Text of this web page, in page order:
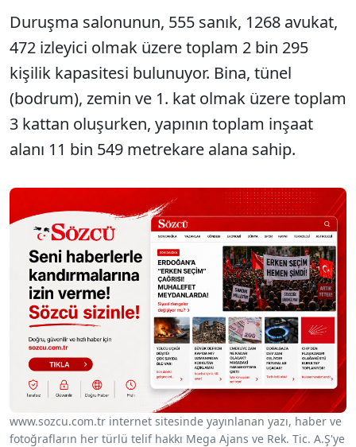
Duruşma salonunun, 555 sanık, 1268 avukat,
472 izleyici olmak üzere toplam 2 bin 295
kişilik kapasitesi bulunuyor. Bina, tünel
(bodrum), zemin ve 1. kat olmak üzere toplam
3 kattan oluşurken, yapının toplam inşaat
alanı 11 bin 549 metrekare alana sahip.
www.sozcu.com.tr internet sitesinde yayınlanan yazı, haber ve
fotoğrafların her türlü telif hakkı Mega Ajans ve Rek. Tic. A.Ş'ye